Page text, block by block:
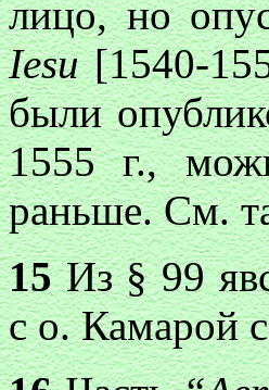
лицо, но
Iesu[1540-
были
1555 г.,
раньше. См.
15Из § 99
с о. Камарой